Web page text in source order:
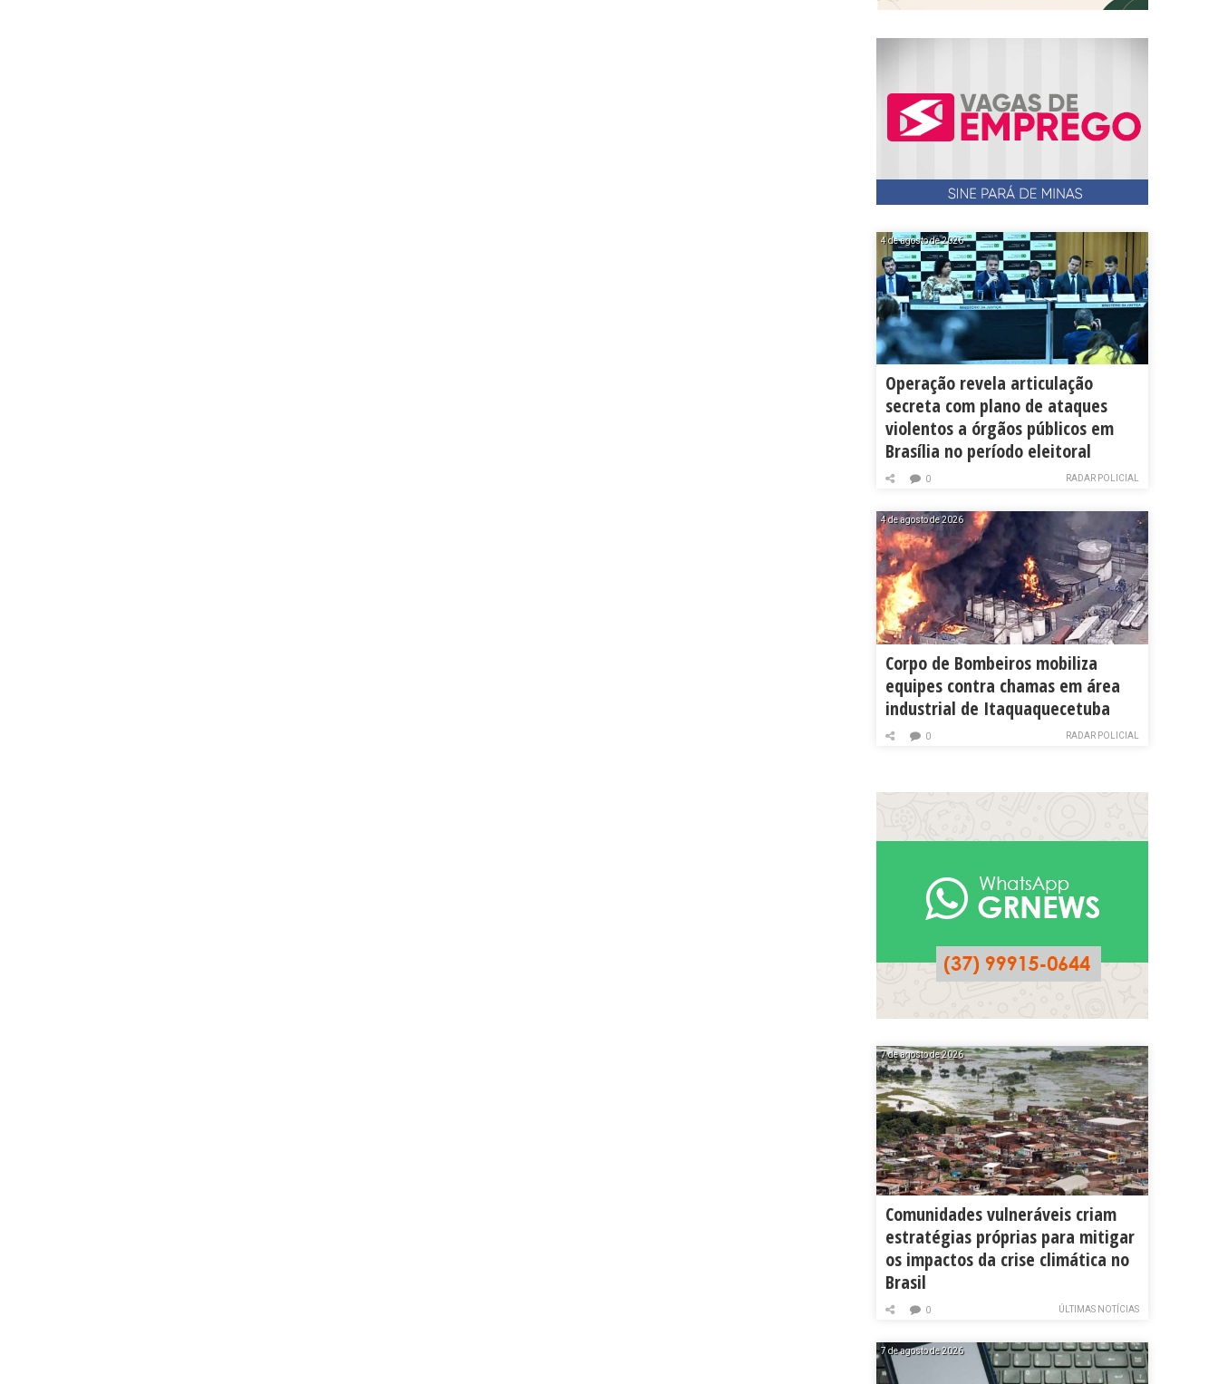
4 de agosto de 2026
Operação revela articulação
secreta com plano de ataques
violentos a órgãos públicos em
Brasília no período eleitoral
RADAR POLICIAL
0
4 de agosto de 2026
Corpo de Bombeiros mobiliza
equipes contra chamas em área
industrial de Itaquaquecetuba
RADAR POLICIAL
0
7 de agosto de 2026
Comunidades vulneráveis criam
estratégias próprias para mitigar
os impactos da crise climática no
Brasil
ÚLTIMAS NOTÍCIAS
0
7 de agosto de 2026